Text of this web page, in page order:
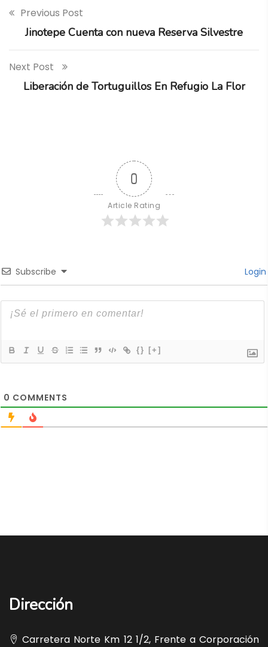
Previous Post
Jinotepe Cuenta con nueva Reserva Silvestre
Next Post
Liberación de Tortuguillos En Refugio La Flor
0
Article Rating
Subscribe Login
{} [+]
0 COMMENTS
Dirección
Carretera Norte Km 12 1/2, Frente a Corporación